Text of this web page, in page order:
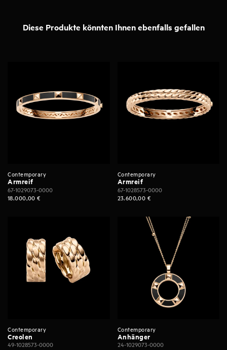
Diese Produkte könnten Ihnen ebenfalls gefallen
Contemporary
Armreif
67-1029073-0000
18.000,00€
Contemporary
Armreif
67-1028573-0000
23.600,00 €
Contemporary
Creolen
49-1028573-0000
Contemporary
Anhänger
24-1029073-0000